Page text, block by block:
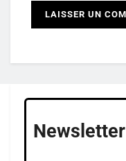
Newsletter